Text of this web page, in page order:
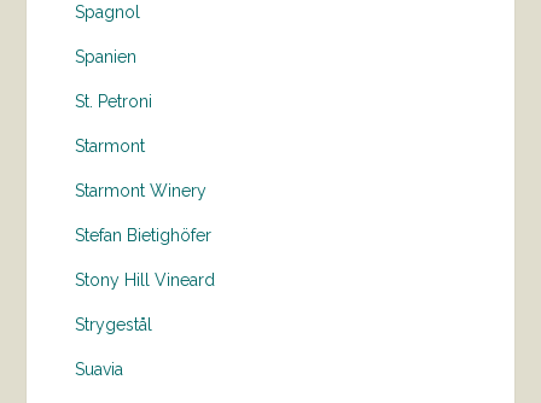
Spagnol
Spanien
St. Petroni
Starmont
Starmont Winery
Stefan Bietighöfer
Stony Hill Vineard
Strygestål
Suavia